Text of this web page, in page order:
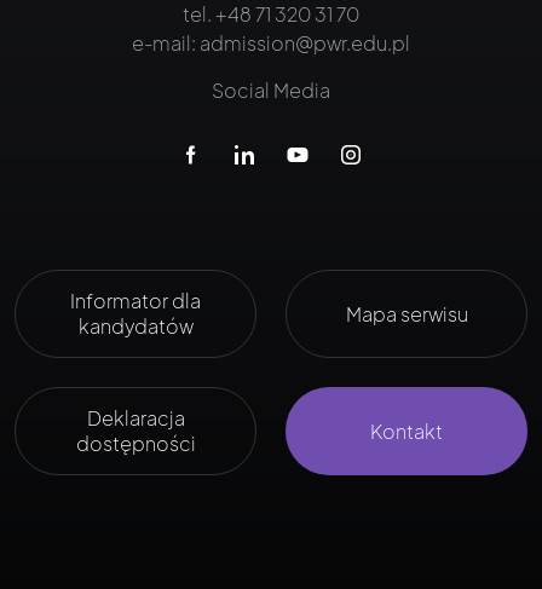
tel.+48 71 320 31 70
e-mail: admission@pwr.edu.pl
Social Media
Informator dla
kandydatów
Mapa serwisu
Deklaracja
dostępności
Kontakt